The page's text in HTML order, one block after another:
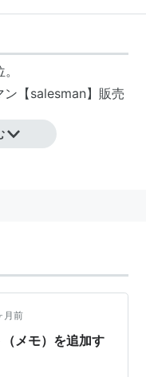
【salesman】販売
月前
メモ）を追加す